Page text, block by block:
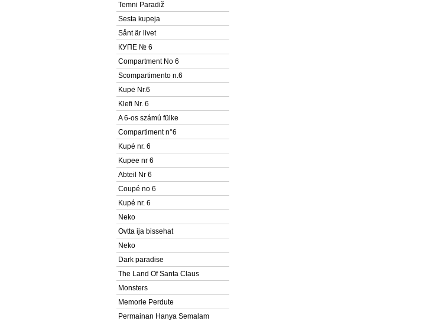
Temni Paradiž
Sesta kupeja
Sånt är livet
КУПЕ № 6
Compartment No 6
Scompartimento n.6
Kupė Nr.6
Klefi Nr. 6
A 6-os számú fülke
Compartiment n°6
Kupé nr. 6
Kupee nr 6
Abteil Nr 6
Coupé no 6
Kupé nr. 6
Neko
Ovtta ija bissehat
Neko
Dark paradise
The Land Of Santa Claus
Monsters
Memorie Perdute
Permainan Hanya Semalam